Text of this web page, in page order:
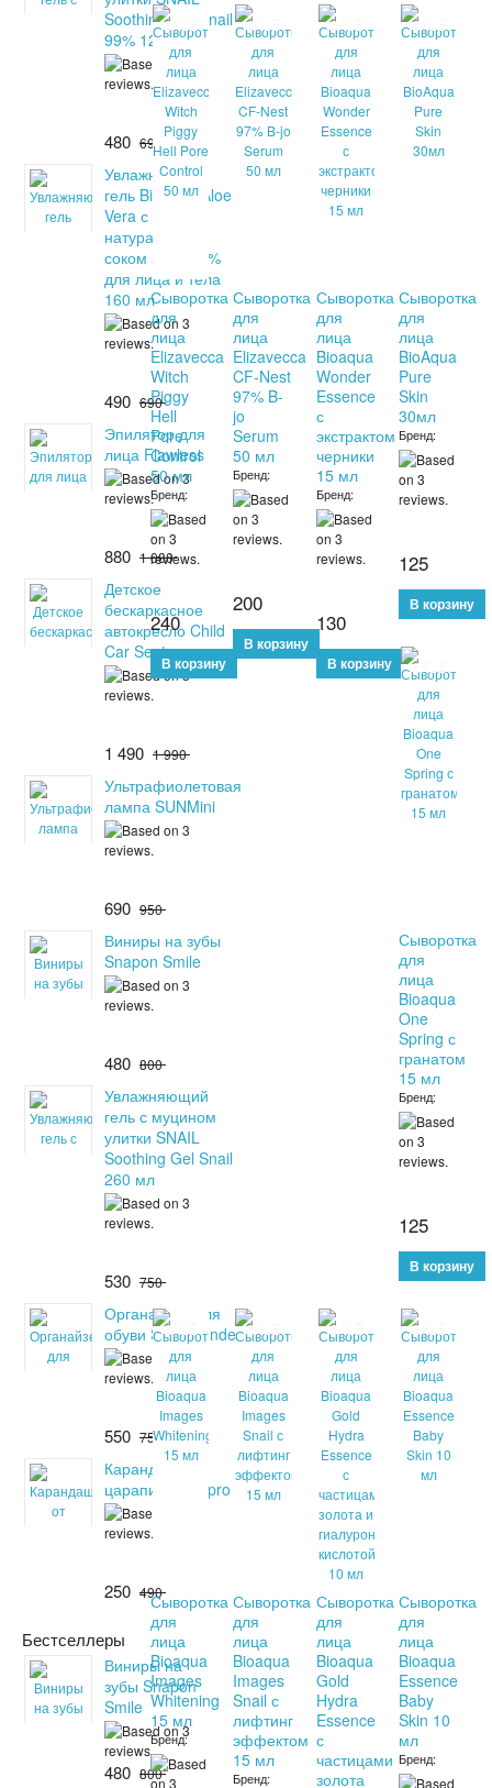
Soothing Gel Snail
99% 120 мл
480 690
Увлажняющий
гель Bioaqua Aloe
Vera с
натуральным
соком алоэ 99%
для лица и тела
160 мл
490 690
Эпилятор для
лица Flawless
880 1 080
Детское
бескаркасное
автокресло Child
Car Seat
1 490 1 990
Ультрафиолетовая
лампа SUNMini
690 950
Виниры на зубы
Snapon Smile
480 800
Увлажняющий
гель с муцином
улитки SNAIL
Soothing Gel Snail
260 мл
530 750
Органайзер для
обуви Shoes Under
550 750
Карандаш от
царапин Fix it pro
250 490
Бестселлеры
Виниры на
зубы Snapon
Smile
480 800
SALE
Сыворотка
для
лица
Elizavecca
Witch
Piggy
Hell
Pore
Control
50 мл
Бренд:
240
SALE
Сыворотка
для
лица
Elizavecca
CF-Nest
97% B-
jo
Serum
50 мл
Бренд:
200
SALE
Сыворотка
для
лица
Bioaqua
Wonder
Essence
с
экстрактом
черники
15 мл
Бренд:
130
SALE
Сыворотка
для
лица
BioAqua
Pure
Skin
30мл
Бренд:
125
SALE
Сыворотка
для
лица
Bioaqua
One
Spring с
гранатом
15 мл
Бренд:
125
SALE
Сыворотка
для
лица
Bioaqua
Images
Whitening
15 мл
Бренд:
SALE
Сыворотка
для
лица
Bioaqua
Images
Snail с
лифтинг
эффектом
15 мл
Бренд:
SALE
Сыворотка
для
лица
Bioaqua
Gold
Hydra
Essence
с
частицами
золота
SALE
Сыворотка
для
лица
Bioaqua
Essence
Baby
Skin 10
мл
Бренд: